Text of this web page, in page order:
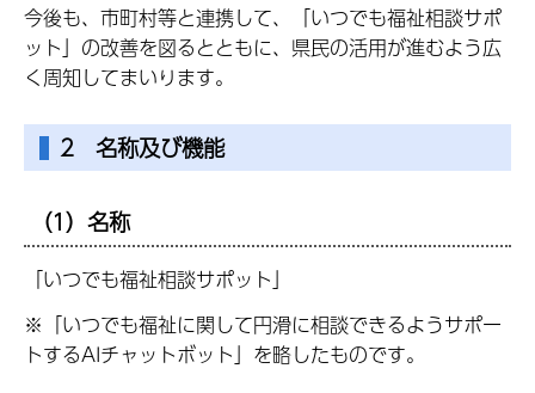
今後も、市町村等と連携して、「いつでも福祉相談サポ
ット」の改善を図るとともに、県民の活用が進むよう広
く周知してまいります。
2 名称及び機能
（1）名称
「いつでも福祉相談サポット」
※「いつでも福祉に関して円滑に相談できるようサポー
トするAIチャットボット」を略したものです。